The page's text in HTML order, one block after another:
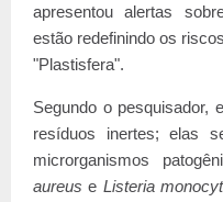
apresentou alertas
estão redefinindo os
"Plastisfera".
Segundo o pesquisador,
resíduos inertes; elas
microrganismos
aureus e Listeria